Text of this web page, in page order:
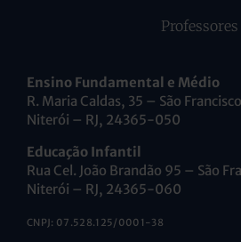
Professores
Ensino Fundamental e Médio
R. Maria Caldas, 35 – São Francisco
Niterói – RJ, 24365-050
Educação Infantil
Rua Cel. João Brandão 95 – São
Niterói – RJ, 24365-060
CNPJ: 07.528.125/0001-38